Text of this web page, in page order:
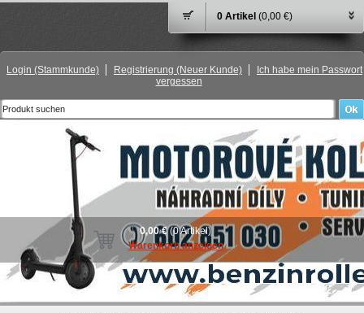
0 Artikel (0,00 €)
Login (Stammkunde) Registrierung (Neuer Kunde)
Ich habe mein Passwort
vergessen
0,00 €(0 Artikel)
Warenkorb anzeigen